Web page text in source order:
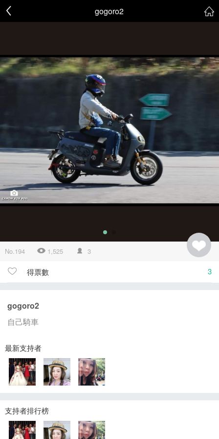
gogoro2
No.194 1,525 3
得票數 3
gogoro2
自己騎車
最新支持者
支持者排行榜